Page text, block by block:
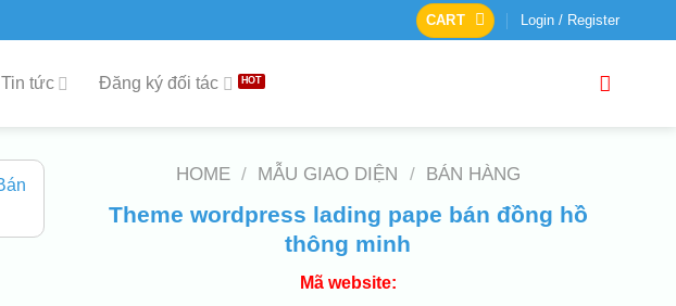
CART Login / Register
Tin tức Đăng ký đối tác
HOME / MẪU GIAO DIỆN / BÁN HÀNG
Theme wordpress lading pape bán đồng hồ
thông minh
Mã website: